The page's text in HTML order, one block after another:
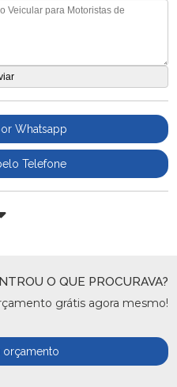
Whatsapp
Telefone
O QUE PROCURAVA?
grátis agora mesmo!
orçamento